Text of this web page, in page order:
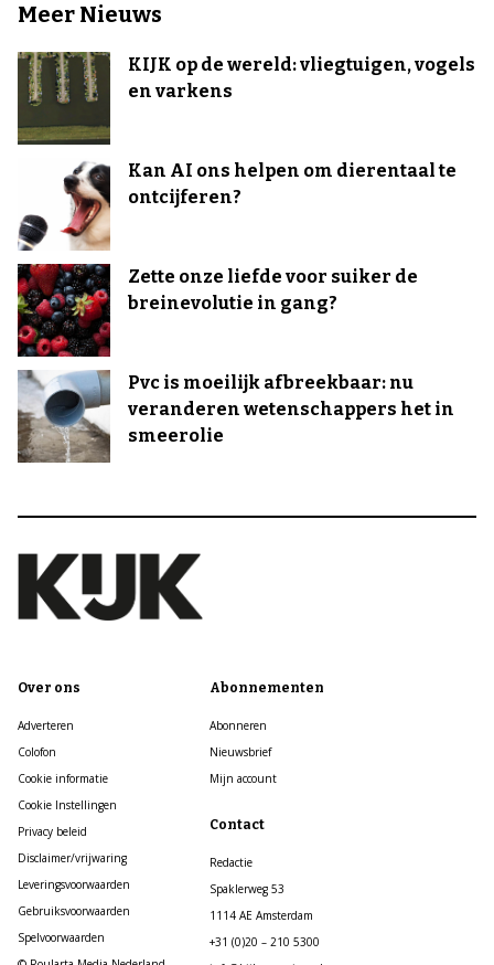
Meer Nieuws
KIJK op de wereld: vliegtuigen, vogels
en varkens
Kan AI ons helpen om dierentaal te
ontcijferen?
Zette onze liefde voor suiker de
breinevolutie in gang?
Pvc is moeilijk afbreekbaar: nu
veranderen wetenschappers het in
smeerolie
Over ons
Adverteren
Colofon
Cookie informatie
Cookie Instellingen
Privacy beleid
Disclaimer/vrijwaring
Leveringsvoorwaarden
Gebruiksvoorwaarden
Spelvoorwaarden
Abonnementen
Abonneren
Nieuwsbrief
Mijn account
Contact
Redactie
Spaklerweg 53
1114 AE Amsterdam
+31 (0)20 – 210 5300